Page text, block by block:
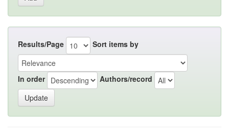
Results/Page Sort items by
In order Authors/record